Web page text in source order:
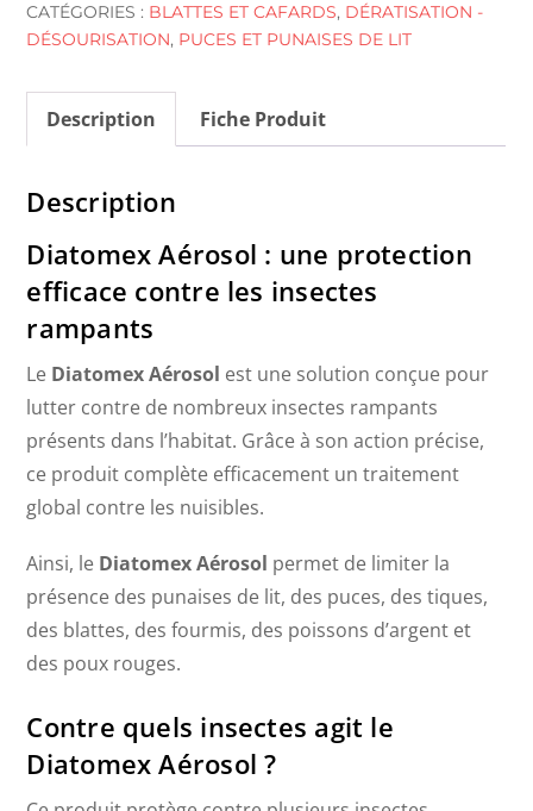
insectes
CATÉGORIES : BLATTES ET CAFARDS, DÉRATISATION -
DÉSOURISATION, PUCES ET PUNAISES DE LIT
Description Fiche Produit
Description
Diatomex Aérosol : une protection
efficace contre les insectes
rampants
Le Diatomex Aérosol est une solution conçue pour
lutter contre de nombreux insectes rampants
présents dans l’habitat. Grâce à son action précise,
ce produit complète efficacement un traitement
global contre les nuisibles.
Ainsi, le Diatomex Aérosol permet de limiter la
présence des punaises de lit, des puces, des tiques,
des blattes, des fourmis, des poissons d’argent et
des poux rouges.
Contre quels insectes agit le
Diatomex Aérosol ?